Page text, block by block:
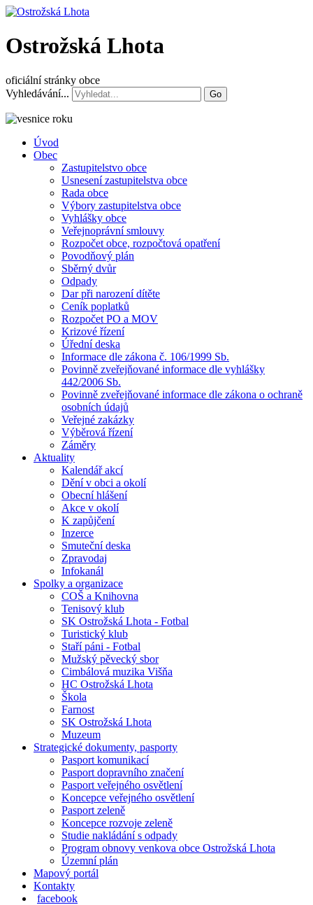
Ostrožská Lhota
oficiální stránky obce
Vyhledávání...
Go
Úvod
Obec
Zastupitelstvo obce
Usnesení zastupitelstva obce
Rada obce
Výbory zastupitelstva obce
Vyhlášky obce
Veřejnoprávní smlouvy
Rozpočet obce, rozpočtová opatření
Povodňový plán
Sběrný dvůr
Odpady
Dar při narození dítěte
Ceník poplatků
Rozpočet PO a MOV
Krizové řízení
Úřední deska
Informace dle zákona č. 106/1999 Sb.
Povinně zveřejňované informace dle vyhlášky
442/2006 Sb.
Povinně zveřejňované informace dle zákona o ochraně
osobních údajů
Veřejné zakázky
Výběrová řízení
Záměry
Aktuality
Kalendář akcí
Dění v obci a okolí
Obecní hlášení
Akce v okolí
K zapůjčení
Inzerce
Smuteční deska
Zpravodaj
Infokanál
Spolky a organizace
COŠ a Knihovna
Tenisový klub
SK Ostrožská Lhota - Fotbal
Turistický klub
Staří páni - Fotbal
Mužský pěvecký sbor
Cimbálová muzika Višňa
HC Ostrožská Lhota
Škola
Farnost
SK Ostrožská Lhota
Muzeum
Strategické dokumenty, pasporty
Pasport komunikací
Pasport dopravního značení
Pasport veřejného osvětlení
Koncepce veřejného osvětlení
Pasport zeleně
Koncepce rozvoje zeleně
Studie nakládání s odpady
Program obnovy venkova obce Ostrožská Lhota
Územní plán
Mapový portál
Kontakty
facebook